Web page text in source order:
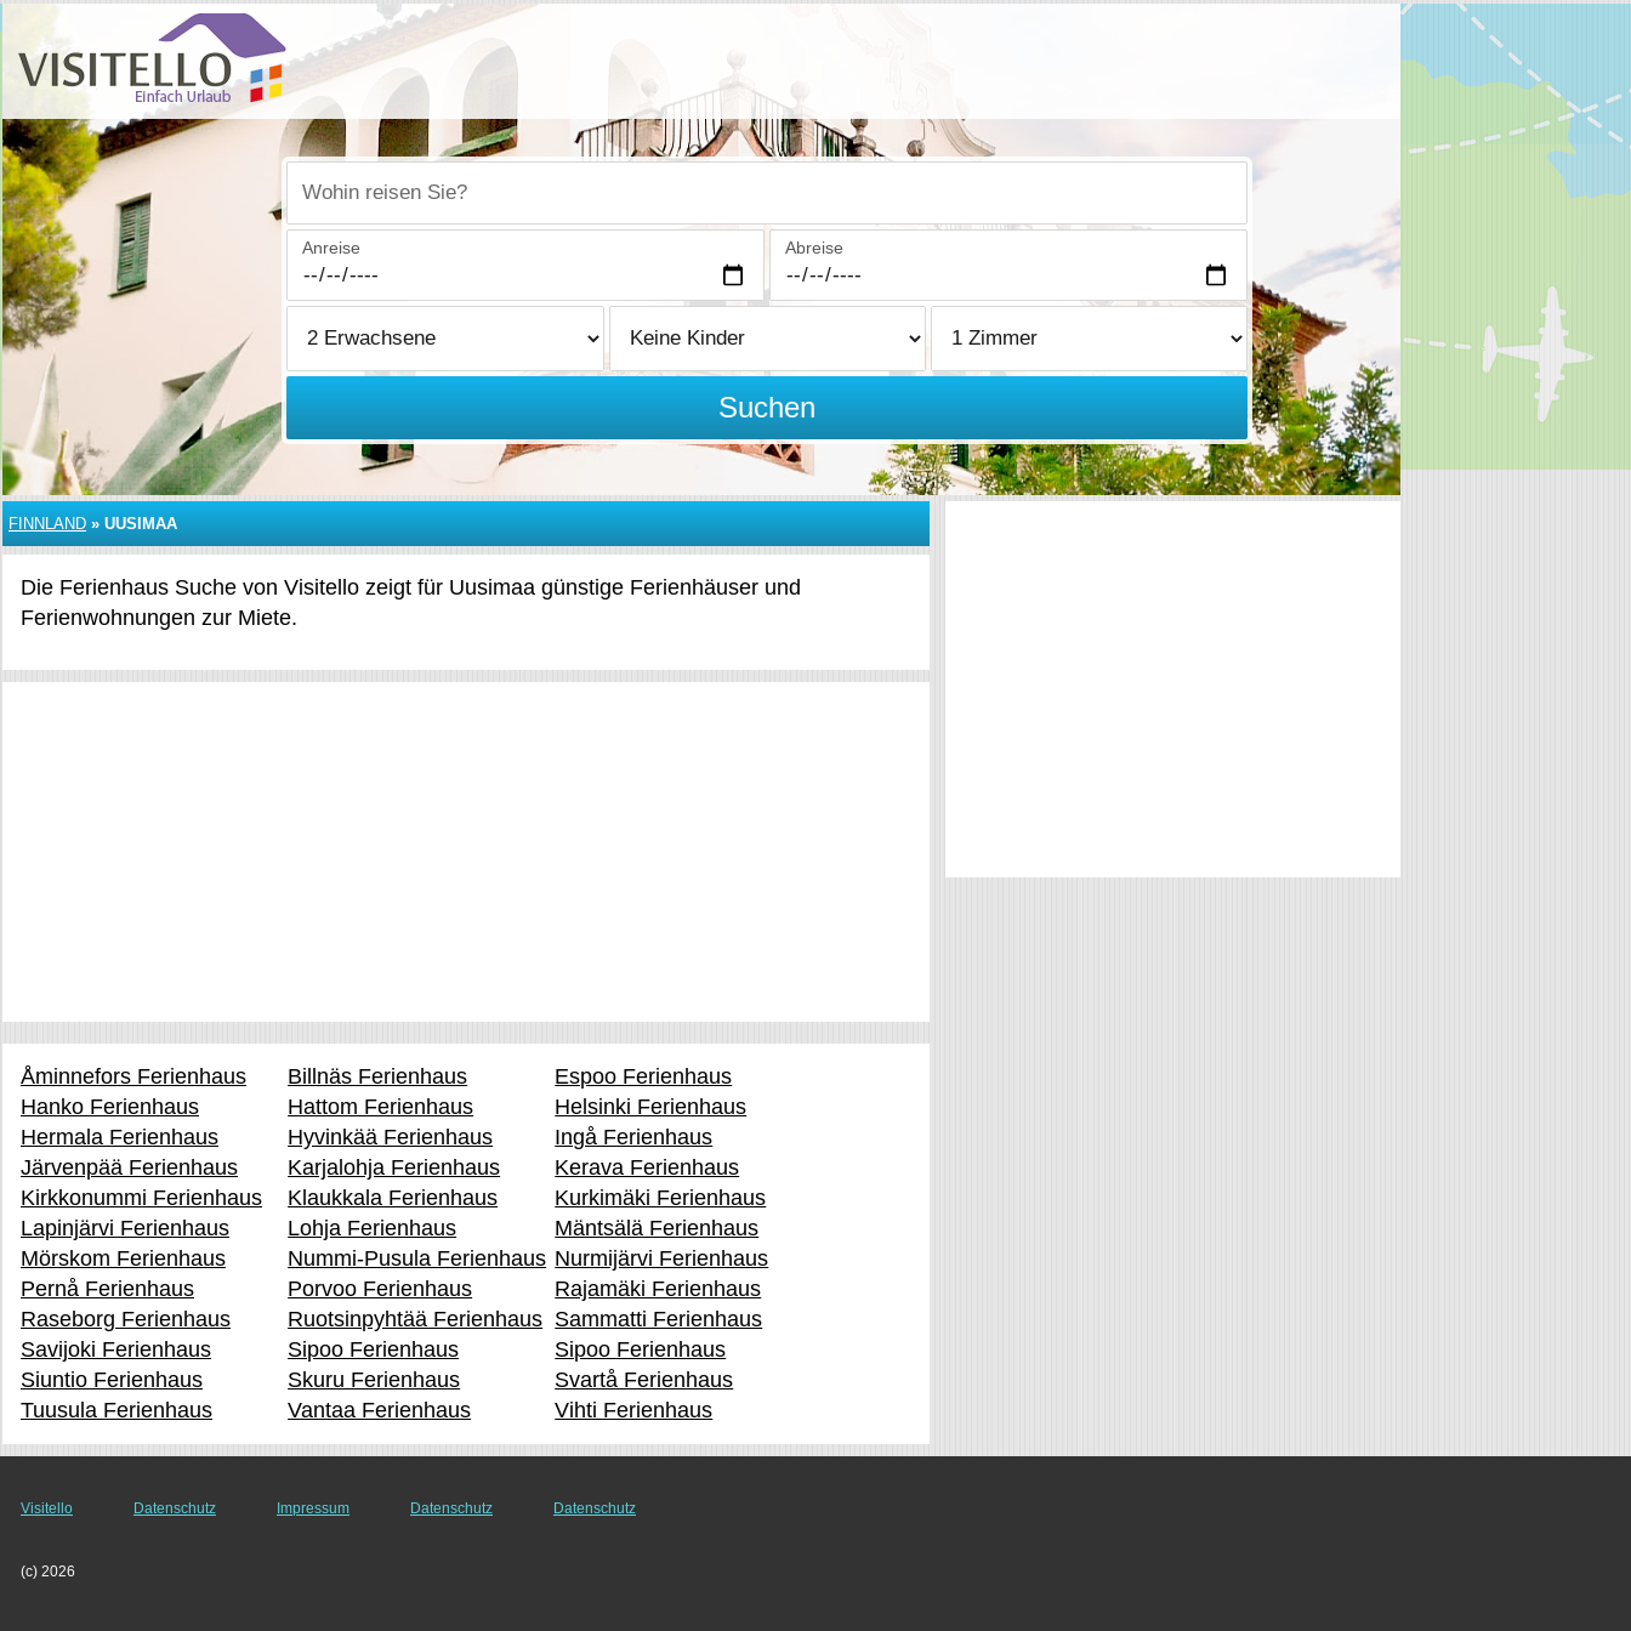
Wohin reisen Sie?
Anreise Abreise
Suchen
FINNLAND » UUSIMAA
Die Ferienhaus Suche von Visitello zeigt für Uusimaa günstige Ferienhäuser und
Ferienwohnungen zur Miete.
Åminnefors Ferienhaus Billnäs Ferienhaus
Espoo Ferienhaus
Hanko Ferienhaus
Hattom Ferienhaus
Helsinki Ferienhaus
Hermala Ferienhaus
Hyvinkää Ferienhaus
Ingå Ferienhaus
Järvenpää Ferienhaus
Karjalohja Ferienhaus
Kerava Ferienhaus
Kirkkonummi Ferienhaus
Klaukkala Ferienhaus
Kurkimäki Ferienhaus
Lapinjärvi Ferienhaus
Lohja Ferienhaus
Mäntsälä Ferienhaus
Mörskom Ferienhaus
Nummi-Pusula Ferienhaus Nurmijärvi Ferienhaus
Pernå Ferienhaus
Porvoo Ferienhaus
Rajamäki Ferienhaus
Raseborg Ferienhaus
Ruotsinpyhtää Ferienhaus Sammatti Ferienhaus
Savijoki Ferienhaus
Sipoo Ferienhaus
Sipoo Ferienhaus
Siuntio Ferienhaus
Skuru Ferienhaus
Svartå Ferienhaus
Tuusula Ferienhaus
Vantaa Ferienhaus Vihti Ferienhaus
Visitello Datenschutz Impressum Datenschutz Datenschutz
(c) 2026